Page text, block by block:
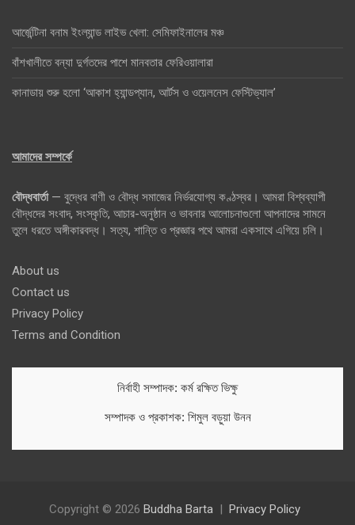
আর্জেন্টিনা বনাম ইংল্যান্ড লাইভ খেলা: সেমিফাইনালের মঞ্চ
বাঁশখালীতে বন্যা দুর্গতদের পাশে মানবতার ফেরিওয়ালারা
কানাডায় শুরু হলো ‘আকাশ হ্যান্ডপ্যান, আর্টস ও ওয়েলনেস ফেস্টিভ্যাল’
আমাদের সম্পর্কে
বৌদ্ধবার্তা— বুদ্ধের বাণী ও বৌদ্ধ সমাজের নির্ভরযোগ্য কণ্ঠস্বর। আমরা বিশ্বব্যাপী
বৌদ্ধদের সংবাদ, সংস্কৃতি, আচার-অনুষ্ঠান ও ভাবনার আলোচনাগুলো আপনাদের সামনে
তুলে ধরতে অঙ্গীকারবদ্ধ। সত্য, শান্তি ও প্রজ্ঞার পথে আমরা একসাথে এগিয়ে চলি।
About us
Contact us
Privacy Policy
Terms and Condition
নির্বাহী সম্পাদক: কর্ম রক্ষিত ভিক্ষু
সম্পাদক ও প্রকাশক: শিমুল বড়ুয়া উনন
Copyright © 2026 Buddha Barta Privacy Policy